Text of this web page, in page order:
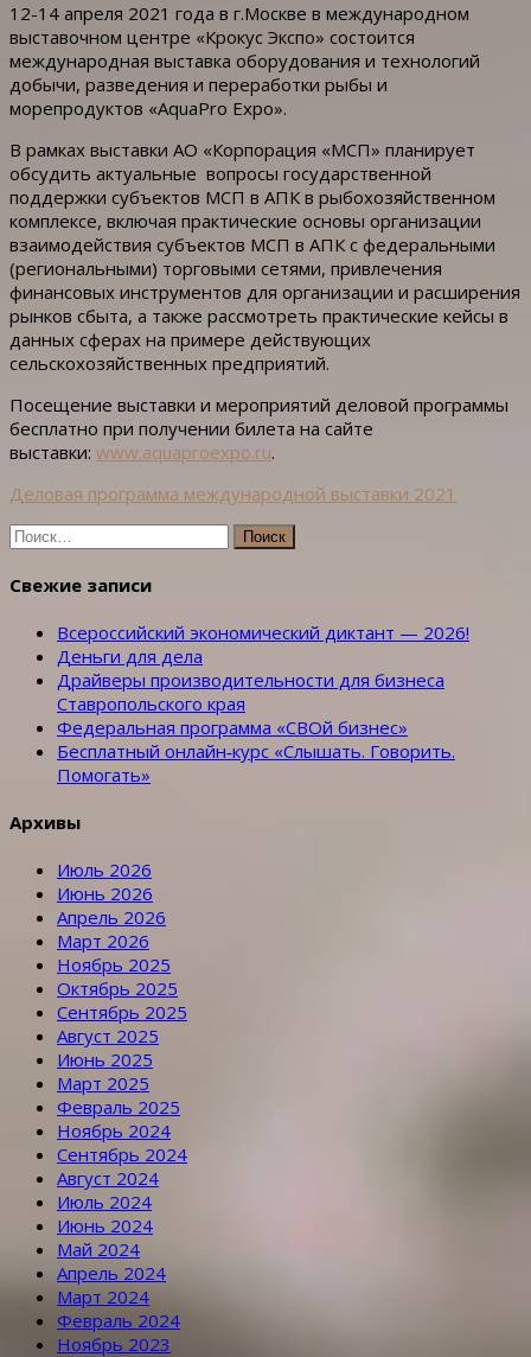
12-14 апреля 2021 года в г.Москве в международном
выставочном центре «Крокус Экспо» состоится
международная выставка оборудования и технологий
добычи, разведения и переработки рыбы и
морепродуктов «AquaPro Expo».
В рамках выставки АО «Корпорация «МСП» планирует
обсудить актуальные вопросы государственной
поддержки субъектов МСП в АПК в рыбохозяйственном
комплексе, включая практические основы организации
взаимодействия субъектов МСП в АПК с федеральными
(региональными) торговыми сетями, привлечения
финансовых инструментов для организации и расширения
рынков сбыта, а также рассмотреть практические кейсы в
данных сферах на примере действующих
сельскохозяйственных предприятий.
Посещение выставки и мероприятий деловой программы
бесплатно при получении билета на сайте
выставки: www.aquaproexpo.ru.
Деловая программа международной выставки 2021
Найти:
Свежие записи
Всероссийский экономический диктант — 2026!
Деньги для дела
Драйверы производительности для бизнеса
Ставропольского края
Федеральная программа «СВОй бизнес»
Бесплатный онлайн‑курс «Слышать. Говорить.
Помогать»
Архивы
Июль 2026
Июнь 2026
Апрель 2026
Март 2026
Ноябрь 2025
Октябрь 2025
Сентябрь 2025
Август 2025
Июнь 2025
Март 2025
Февраль 2025
Ноябрь 2024
Сентябрь 2024
Август 2024
Июль 2024
Июнь 2024
Май 2024
Апрель 2024
Март 2024
Февраль 2024
Ноябрь 2023